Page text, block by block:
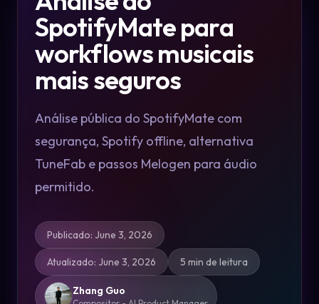
SpotifyMate para
workflows musicais
mais seguros
Análise pública do SpotifyMate com
segurança, Spotify offline, alternativa
TuneFab e passos Melogen para áudio
permitido.
Publicado: June 3, 2026
Atualizado: June 3, 2026 5 min de leitura
Zhang Guo